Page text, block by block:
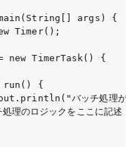
args) {
Timer();
new TimerTask() {
run() {
バッチ処理が実
のロジックをここに記述